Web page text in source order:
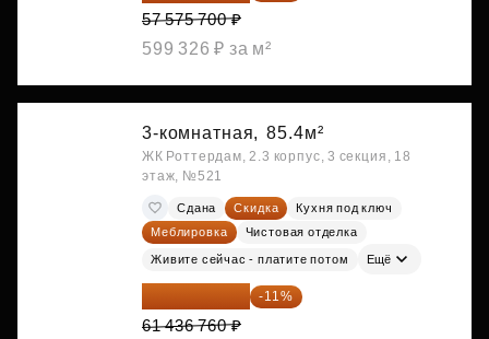
57 575 700 ₽
599 326 ₽ за м²
3-комнатная, 85.4м²
ЖК Роттердам, 2.3 корпус, 3 секция, 18
этаж, №521
Сдана Скидка
Кухня под ключ
Меблировка
Чистовая отделка
Живите сейчас - платите потом Ещё
54 678 716 ₽ -11%
61 436 760 ₽